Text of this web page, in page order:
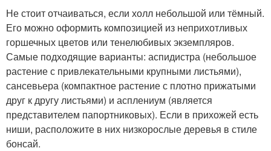
Не стоит отчаиваться, если холл небольшой или тёмный.
Его можно оформить композицией из неприхотливых
горшечных цветов или тенелюбивых экземпляров.
Самые подходящие варианты: аспидистра (небольшое
растение с привлекательными крупными листьями),
сансевьера (компактное растение с плотно прижатыми
друг к другу листьями) и асплениум (является
представителем папортниковых). Если в прихожей есть
ниши, расположите в них низкорослые деревья в стиле
бонсай.